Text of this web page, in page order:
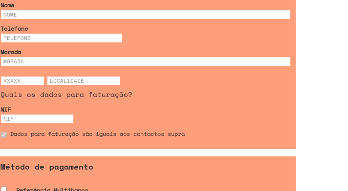
Nome
Telefone
Morada
Quais os dados para faturação?
NIF
Dados para faturação são iguais aos contactos supra
Método de pagamento